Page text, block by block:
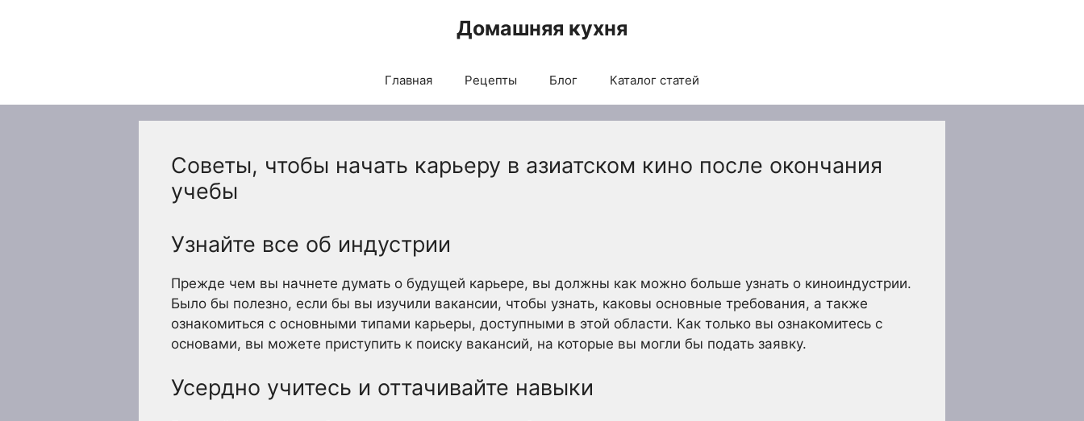
Домашняя кухня
Главная Рецепты Блог Каталог статей
Советы, чтобы начать карьеру в азиатском кино после окончания
учебы
Узнайте все об индустрии
Прежде чем вы начнете думать о будущей карьере, вы должны как можно больше узнать о киноиндустрии.
Было бы полезно, если бы вы изучили вакансии, чтобы узнать, каковы основные требования, а также
ознакомиться с основными типами карьеры, доступными в этой области. Как только вы ознакомитесь с
основами, вы можете приступить к поиску вакансий, на которые вы могли бы подать заявку.
Усердно учитесь и оттачивайте навыки